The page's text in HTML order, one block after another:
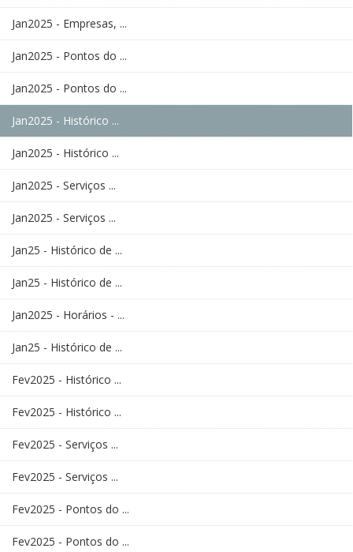
Jan2025 - Empresas, ...
Jan2025 - Pontos do ...
Jan2025 - Pontos do ...
Jan2025 - Histórico ...
Jan2025 - Histórico ...
Jan2025 - Serviços ...
Jan2025 - Serviços ...
Jan25 - Histórico de ...
Jan25 - Histórico de ...
Jan2025 - Horários - ...
Jan25 - Histórico de ...
Fev2025 - Histórico ...
Fev2025 - Histórico ...
Fev2025 - Serviços ...
Fev2025 - Serviços ...
Fev2025 - Pontos do ...
Fev2025 - Pontos do ...